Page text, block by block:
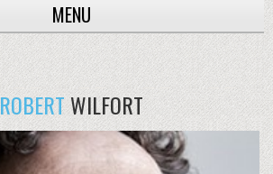
MENU
ROBERTWILFORT